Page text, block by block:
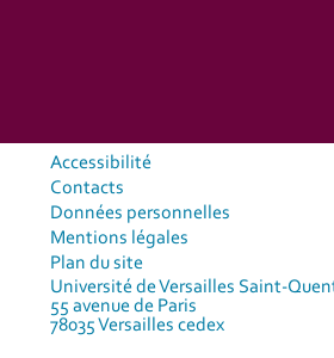
Accessibilité
Contacts
Données personnelles
Mentions légales
Plan du site
Université de Versailles Saint-
55 avenue de Paris
78035 Versailles cedex